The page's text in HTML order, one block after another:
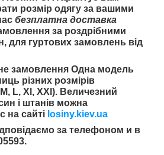
розмір одягу за вашими
безплатна доставка
за роздрібними
для гуртових замовлень від
замовлення Одна модель
різних розмірів
L, Xl, XXl). Величезний
і штанів можна
на сайті losiny.kiev.ua
за телефоном и в